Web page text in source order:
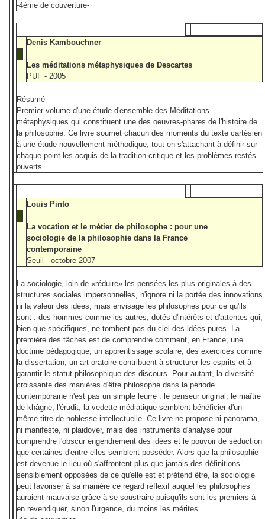
-4ème de couverture-
Denis Kambouchner
Les méditations métaphysiques de Descartes
PUF - 2005
Résumé
Premier volume d'une étude d'ensemble des Méditations
métaphysiques qui constituent une des oeuvres-phares de l'histoire de
la philosophie. Ce livre soumet chacun des moments du texte cartésien
à une étude nouvellement méthodique, tout en s'attachant à définir sur
chaque point les acquis de la tradition critique et les problèmes restés
ouverts.
Louis Pinto
La vocation et le métier de philosophe : pour une
sociologie de la philosophie dans la France
contemporaine
Seuil - octobre 2007
La sociologie, loin de «réduire» les pensées les plus originales à des
structures sociales impersonnelles, n'ignore ni la portée des innovations
ni la valeur des idées, mais envisage les philosophes pour ce qu'ils
sont : des hommes comme les autres, dotés d'intérêts et d'attentes qui,
bien que spécifiques, ne tombent pas du ciel des idées pures. La
première des tâches est de comprendre comment, en France, une
doctrine pédagogique, un apprentissage scolaire, des exercices comme
la dissertation, un art oratoire contribuent à structurer les esprits et à
garantir le statut philosophique des discours. Pour autant, la diversité
croissante des manières d'être philosophe dans la période
contemporaine n'est pas un simple leurre : le penseur original, le maître
de khâgne, l'érudit, la vedette médiatique semblent bénéficier d'un
même titre de noblesse intellectuelle. Ce livre ne propose ni panorama,
ni manifeste, ni plaidoyer, mais des instruments d'analyse pour
comprendre l'obscur engendrement des idées et le pouvoir de séduction
que certaines d'entre elles semblent posséder. Alors que la philosophie
est devenue le lieu où s'affrontent plus que jamais des définitions
sensiblement opposées de ce qu'elle est et prétend être, la sociologie
peut favoriser à sa manière ce regard réflexif auquel les philosophes
auraient mauvaise grâce à se soustraire puisqu'ils sont les premiers à
en revendiquer, sinon l'urgence, du moins les mérites